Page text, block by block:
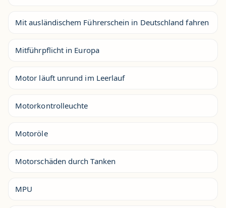
Mit ausländischem Führerschein in Deutschland fahren
Mitführpflicht in Europa
Motor läuft unrund im Leerlauf
Motorkontrolleuchte
Motoröle
Motorschäden durch Tanken
MPU